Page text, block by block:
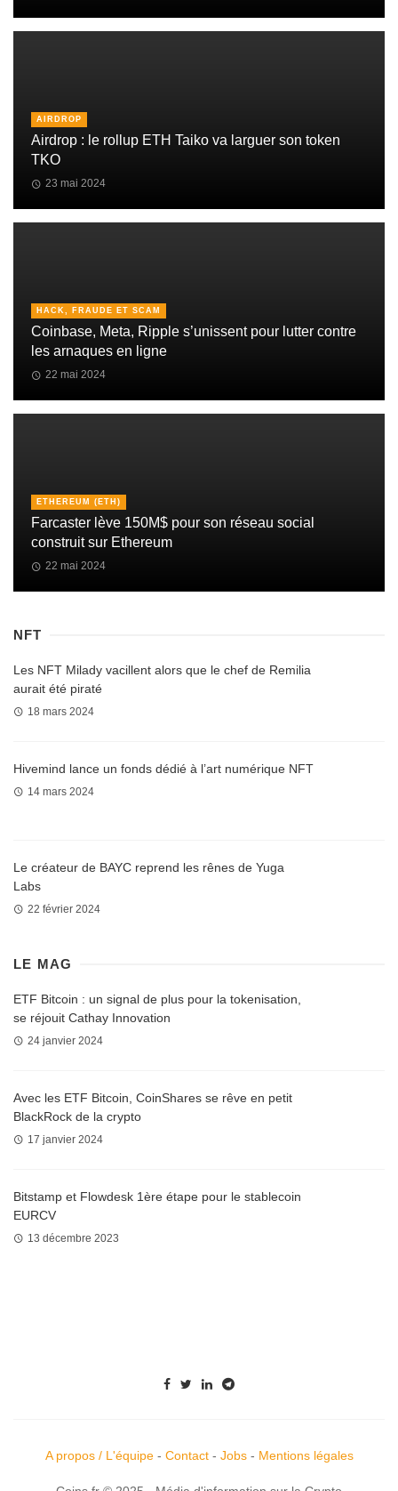
AIRDROP
Airdrop : le rollup ETH Taiko va larguer son token
TKO
23 mai 2024
HACK, FRAUDE ET SCAM
Coinbase, Meta, Ripple s’unissent pour lutter contre
les arnaques en ligne
22 mai 2024
ETHEREUM (ETH)
Farcaster lève 150M$ pour son réseau social
construit sur Ethereum
22 mai 2024
NFT
Les NFT Milady vacillent alors que le chef de Remilia
aurait été piraté
18 mars 2024
Hivemind lance un fonds dédié à l’art numérique NFT
14 mars 2024
Le créateur de BAYC reprend les rênes de Yuga
Labs
22 février 2024
LE MAG
ETF Bitcoin : un signal de plus pour la tokenisation,
se réjouit Cathay Innovation
24 janvier 2024
Avec les ETF Bitcoin, CoinShares se rêve en petit
BlackRock de la crypto
17 janvier 2024
Bitstamp et Flowdesk 1ère étape pour le stablecoin
EURCV
13 décembre 2023
A propos / L'équipe- Contact- Jobs- Mentions légales